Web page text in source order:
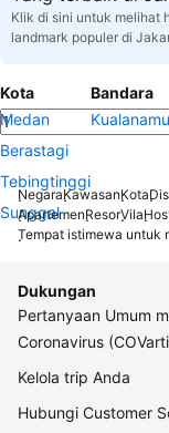
Klik di sini untuk melihat
landmark populer di
Kota
Medan
Berastagi
Tebingtinggi
Sunggal
Bandara
NegaraKawasanKota
ApartemenResorVila
Tempat istimewa untuk
Dukungan
Pertanyaan Umum
Coronavirus
Kelola trip Anda
Hubungi Customer